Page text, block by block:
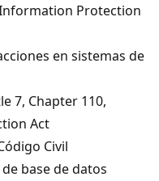
Information Protection
en sistemas de
7, Chapter 110,
Act
Civil
base de datos